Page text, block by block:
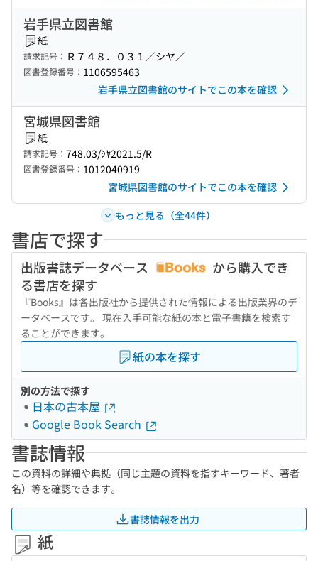
岩手県立図書館
紙
請求記号： Ｒ７４８．０３１／シヤ／
図書登録番号： 1106595463
岩手県立図書館のサイトでこの本を確認
宮城県図書館
紙
請求記号： 748.03/ｼﾔ2021.5/R
図書登録番号： 1012040919
宮城県図書館のサイトでこの本を確認
もっと見る（全44件）
書店で探す
出版書誌データベース
から購入でき
る書店を探す
『Books』は各出版社から提供された情報による出版業界のデ
ータベースです。 現在入手可能な紙の本と電子書籍を検索す
ることができます。
紙の本を探す
別の方法で探す
日本の古本屋
Google Book Search
書誌情報
この資料の詳細や典拠（同じ主題の資料を指すキーワード、著者
名）等を確認できます。
書誌情報を出力
紙